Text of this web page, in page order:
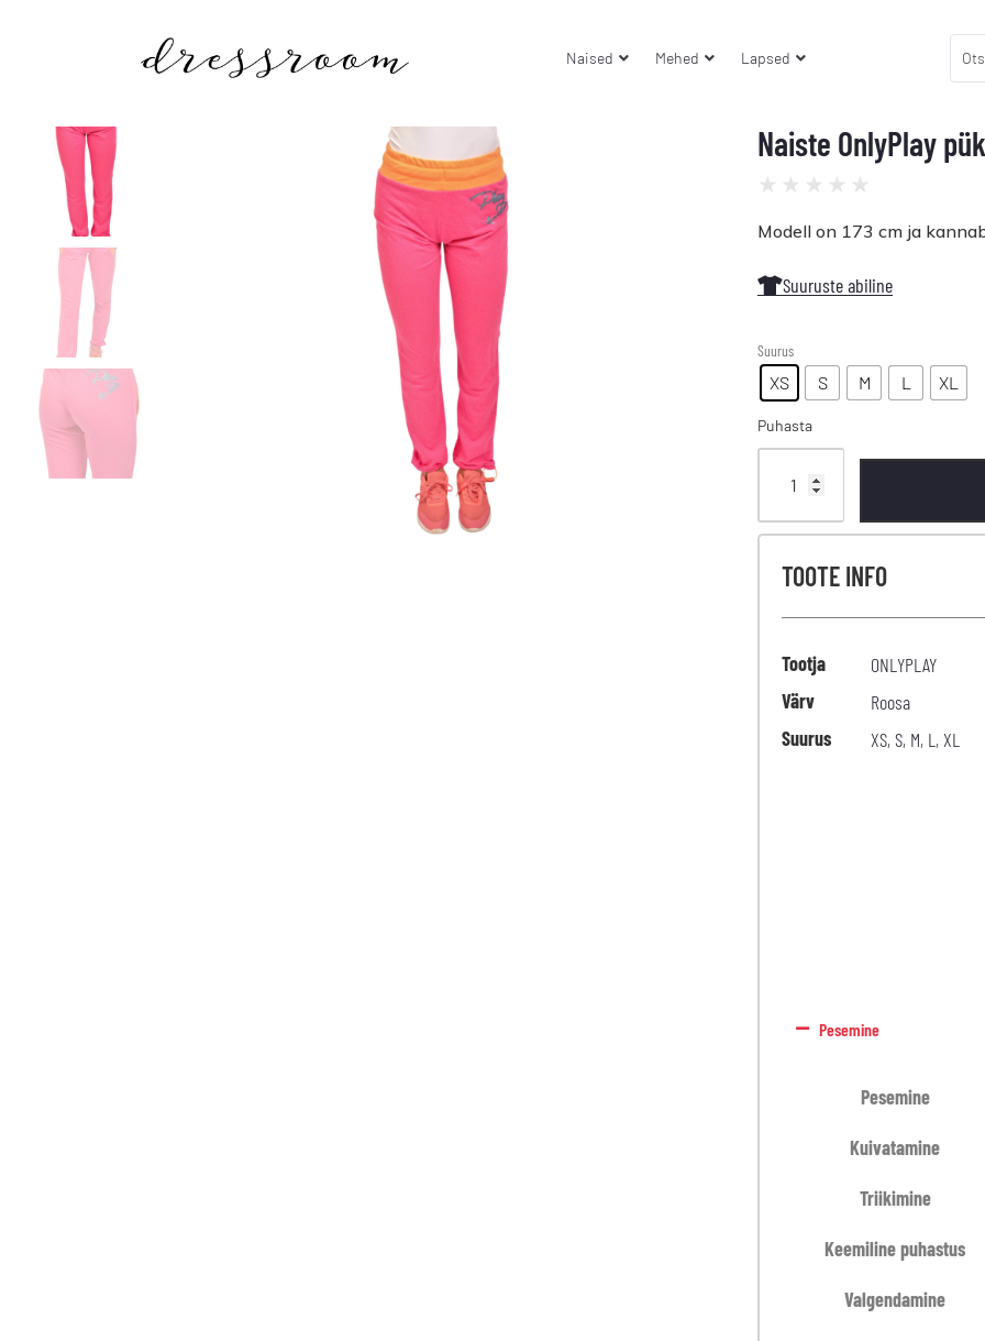
Naised Mehed Lapsed
Naiste OnlyPlay
★ ★ ★ ★ ★
Modell on 173 cm ja
Suuruste abiline
Suurus
XS S M L XL
Puhasta
TOOTE INFO
Tootja
ONLYPLAY
Värv
Roosa
Suurus
XS,S, M, L ,XL
Pesemine
Pesemine
Kuivatamine
Triikimine
Keemiline puhastus
Valgendamine